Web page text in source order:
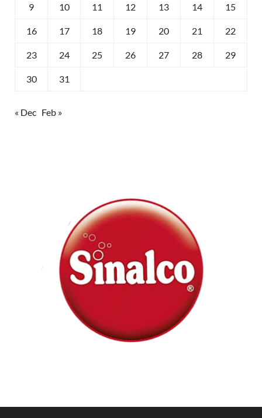
9 10 11 12 13 14 15
16 17 18 19 20 21 22
23 24 25 26 27 28 29
30 31
« Dec Feb »